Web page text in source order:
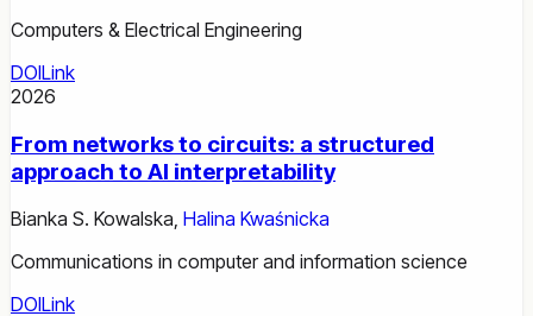
Computers & Electrical Engineering
DOILink
2026
From networks to circuits: a structured
approach to AI interpretability
Bianka S. Kowalska, Halina Kwaśnicka
Communications in computer and information science
DOILink